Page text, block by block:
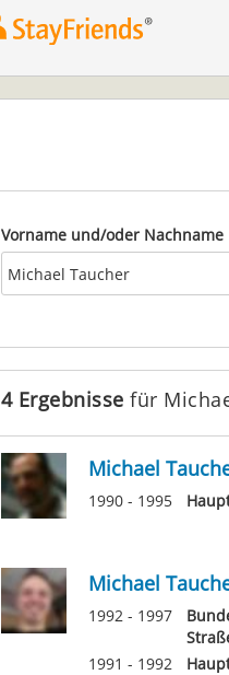
Vorname und/oder Nachname
4 Ergebnisse für
Michael
1990 - 1995
Michael
1992 - 1997
1991 - 1992